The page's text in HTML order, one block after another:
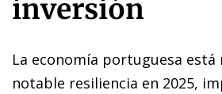
inversión
La economía portuguesa
notable resiliencia en 2025,